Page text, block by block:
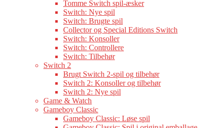
Tomme Switch spil-æsker
Switch: Nye spil
Switch: Brugte spil
Collector og Special Editions Switch
Switch: Konsoller
Switch: Controllere
Switch: Tilbehør
Switch 2
Brugt Switch 2-spil og tilbehør
Switch 2: Konsoller og tilbehør
Switch 2: Nye spil
Game & Watch
Gameboy Classic
Gameboy Classic: Løse spil